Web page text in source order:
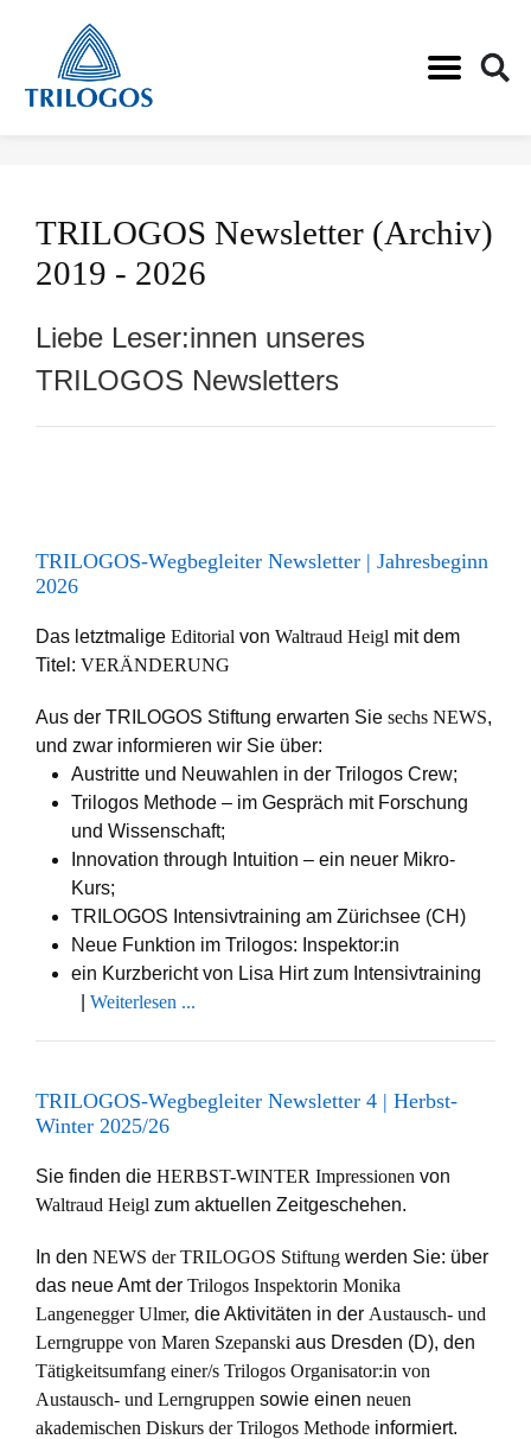
main
contentTRILOGOS Newsletter (Archiv)
2019 - 2026
Liebe Leser:innen unseres
TRILOGOS Newsletters
m
Logo.png
TRILOGOS-Wegbegleiter Newsletter | Jahresbeginn
2026
Das letztmalige Editorial von Waltraud Heigl mit dem
Titel: VERÄNDERUNG
Aus der TRILOGOS Stiftung erwarten Sie sechs NEWS,
und zwar informieren wir Sie über:
Austritte und Neuwahlen in der Trilogos Crew;
Trilogos Methode – im Gespräch mit Forschung
und Wissenschaft;
Innovation through Intuition – ein neuer Mikro-
Kurs;
TRILOGOS Intensivtraining am Zürichsee (CH)
Neue Funktion im Trilogos: Inspektor:in
ein Kurzbericht von Lisa Hirt zum Intensivtraining
Weiterlesen ...
TRILOGOS-Wegbegleiter Newsletter 4 | Herbst-
Winter 2025/26
Sie finden die HERBST-WINTER Impressionen von
Waltraud Heigl zum aktuellen Zeitgeschehen.
In den NEWS der TRILOGOS Stiftung werden Sie: über
das neue Amt der Trilogos Inspektorin Monika
Langenegger Ulmer, die Aktivitäten in der Austausch- und
Lerngruppe von Maren Szepanski aus Dresden (D), den
Tätigkeitsumfang einer/s Trilogos Organisator:in von
Austausch- und Lerngruppen sowie einen neuen
akademischen Diskurs der Trilogos Methode informiert.